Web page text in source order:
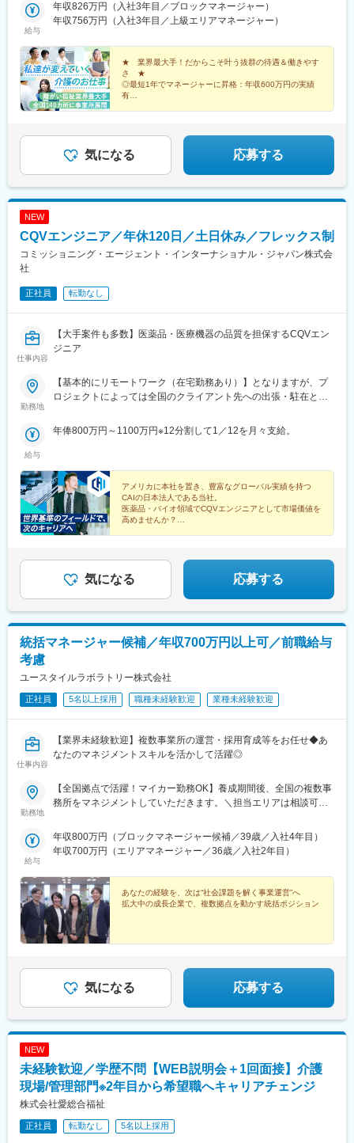
ア：新潟市／富山市／金沢市／福井市／長野市・関西エリア：大
阪市／宇治市／西宮市／奈良市／大津市／和歌山市／新宮市・中
／徳島市／高松市／松山市／高知市・九州エリア：福岡市／糟屋
郡粕屋町／北九州市／久留米市／佐賀市／長崎市／熊本市／大分
市／宮崎市／鹿児島市／沖縄市※受動喫煙防止対策：敷地内禁煙※
駐車場あり！車、バイク、自転車などの通勤OK ※地域による※担
当するご利用者のご自宅へ訪問していただきます。※ご希望をお伺
上駅、多摩センター駅、相模原駅、藤沢駅、国母駅、市役所前駅
(長野県)、県庁前駅(富山県)、上諸江駅、八ツ島駅、岐阜駅、静岡
良線)、天満橋駅、西宮駅、奈良駅、六十谷駅、新宮駅、鳥取駅、
松江駅、備前西市駅、東福山駅、比治山橋駅、幡生駅、阿波富田
駅、元山駅(香川県)、道後公園駅、知寄町二丁目駅、吉塚駅、柚須
駅、木屋瀬駅、西鉄久留米駅、佐賀駅、茂里町駅、健軍町駅、大
分駅、宮崎駅、天文館通駅、古島駅、南平岸駅、新津田沼駅、志
駅、西宮駅(ＪＲ線)、新大宮駅、南区役所前駅、道後温泉駅、馬出
九大病院前駅、新木屋瀬駅、スタジアムシティノース駅、いづろ
給与
年収826万円（入社3年目／ブロックマネージャー）
年収756万円（入社3年目／上級エリアマネージャー）
★ 業界最大手！だからこそ叶う抜群の待遇＆働きやす
さ ★
◎最短1年でマネージャーに昇格：年収600万円の実績
有
気になる 応募する
NEW
CQVエンジニア／年休120日／土日休み／フレックス制
コミッショニング・エージェント・インターナショナル・ジャパン株式会
社
正社員 転勤なし
仕事内容
【大手案件も多数】医薬品・医療機器の品質を担保するCQVエン
ジニア
勤務地
【基本的にリモートワーク（在宅勤務あり）】となりますが、プ
ロジェクトによっては全国のクライアント先への出張・駐在とな
慮の上決定いたします。
給与
年俸800万円～1100万円※12分割して1／12を月々支給。
アメリカに本社を置き、豊富なグローバル実績を持つ
CAIの日本法人である当社。
医薬品・バイオ領域でCQVエンジニアとして市場価値を
高めませんか？
◎グローバル基準の環境
◎トレーニング制度充実
気になる 応募する
統括マネージャー候補／年収700万円以上可／前職給与
考慮
ユースタイルラボラトリー株式会社
正社員 5名以上採用 職種未経験歓迎 業種未経験歓迎
仕事内容
【業界未経験歓迎】複数事業所の運営・採用育成等をお任せ◆あ
なたのマネジメントスキルを活かして活躍◎
勤務地
【全国拠点で活躍！マイカー勤務OK】養成期間後、全国の複数事
務所をマネジメントしていただきます。＼担当エリアは相談可
《養成期間中の勤務地》現在は東京、横浜、埼玉、福岡の事業所
で行っていますが、ご希望に合わせて、お住まいのエリアで行う
気軽にご相談ください。《養成期間後の勤務地》全国47都道府県
が対象※現在お住まいの地域又はジェネラルマネージャーと相談の
上決定《配属事業部について》障害福祉事業では「重度訪問介
護」と「グループホーム」、高齢者事業では「訪問介護事業」を
展開しています。配属に関しては、適性や条件等に応じて、配属
の事業部を決定。あなたの適性や能力を活かせる適切な部署でご
なる点はご相談ください。☆引越し手当支給・借り上げ社宅提供
あり（無料）
給与
年収800万円（ブロックマネージャー候補／39歳／入社4年目）
年収700万円（エリアマネージャー／36歳／入社2年目）
あなたの経験を、次は“社会課題を解く事業運営”へ
拡大中の成長企業で、複数拠点を動かす統括ポジション
気になる 応募する
NEW
未経験歓迎／学歴不問【WEB説明会＋1回面接】介護
現場/管理部門※2年目から希望職へキャリアチェンジ
株式会社愛総合福祉
正社員 転勤なし 5名以上採用